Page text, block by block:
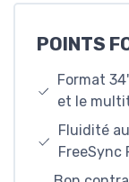
POINTS
Format
et le
Fluidité
FreeSync